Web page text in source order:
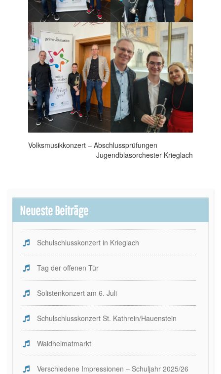
Beitragsnavigation
Volksmusikkonzert – Abschlussprüfungen
Jugendblasorchester Krieglach
Neueste Beiträge
Schulschlusskonzert in Krieglach
Tag der offenen Tür
Solistenkonzert am 6. Juli
Schulschlusskonzert St. Kathrein/Hauenstein
Waldheimatmarkt
Verschiedene Impressionen – Schuljahr 2025/26